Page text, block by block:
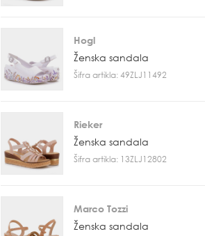
Hogl
Ženska sandala
Šifra artikla: 49ZLJ11492
Rieker
Ženska sandala
Šifra artikla: 13ZLJ12802
Marco Tozzi
Ženska sandala